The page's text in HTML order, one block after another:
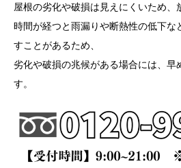
屋根の劣化や破損は見えにくいため、
時間が経つと雨漏りや断熱性の低下な
すことがあるため、
劣化や破損の兆候がある場合には、早
す。